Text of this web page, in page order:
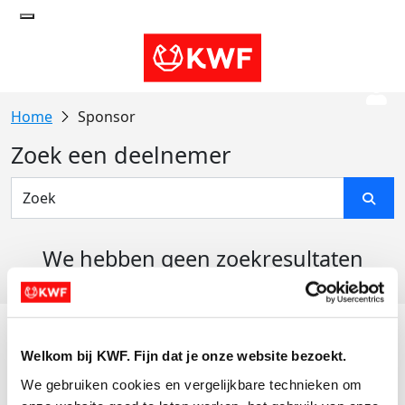
Welkom bij KWF. Fijn dat je onze website bezoekt.
We gebruiken cookies en vergelijkbare technieken om
Sponsor
Zoek een deelnemer
We hebben geen zoekresultaten
Actiematerialen
Evenementen